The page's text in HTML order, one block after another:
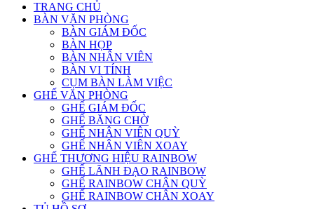
TRANG CHỦ
BÀN VĂN PHÒNG
BÀN GIÁM ĐỐC
BÀN HỌP
BÀN NHÂN VIÊN
BÀN VI TÍNH
CỤM BÀN LÀM VIỆC
GHẾ VĂN PHÒNG
GHẾ GIÁM ĐỐC
GHẾ BĂNG CHỜ
GHẾ NHÂN VIÊN QUỲ
GHẾ NHÂN VIÊN XOAY
GHẾ THƯƠNG HIỆU RAINBOW
GHẾ LÃNH ĐẠO RAINBOW
GHẾ RAINBOW CHÂN QUỲ
GHẾ RAINBOW CHÂN XOAY